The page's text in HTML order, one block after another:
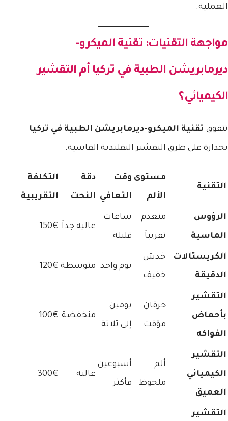
العملية.
مواجهة التقنيات: تقنية الميكرو-
ديرمابريشن الطبية في تركيا أم التقشير
الكيميائي؟
تتفوق تقنية الميكرو-ديرمابريشن الطبية في تركيا
بجدارة على طرق التقشير التقليدية القاسية.
التقنية
مستوى
الألم
وقت
التعافي
دقة
النحت
التكلفة
التقريبية
الرؤوس
الماسية
منعدم
تقريباً
ساعات
قليلة
عالية جداً 150€
الكريستالات
الدقيقة
خدش
خفيف
يوم واحد متوسطة 120€
التقشير
بأحماض
الفواكه
حرقان
مؤقت
يومين
إلى ثلاثة
منخفضة 100€
التقشير
الكيميائي
العميق
ألم
ملحوظ
أسبوعين
فأكثر
عالية 300€
التقشير